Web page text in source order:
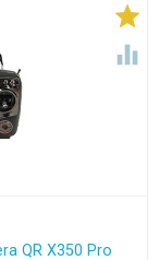


QR X350 Pro